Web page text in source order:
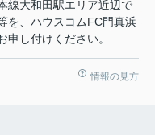
線大和田駅エリア近辺で
を、ハウスコムFC門真浜
申し付けください。
情報の見方